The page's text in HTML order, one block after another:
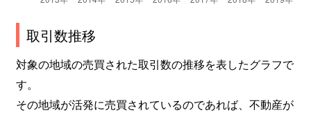
取引数推移
対象の地域の売買された取引数の推移を表したグラフで
す。
その地域が活発に売買されているのであれば、不動産が